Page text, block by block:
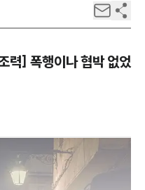
력] 폭행이나 협박 없었